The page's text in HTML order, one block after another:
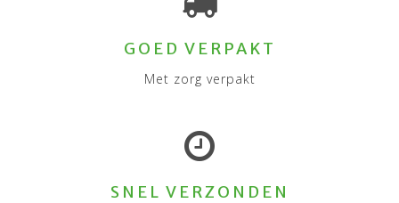
GOED VERPAKT
Met zorg verpakt
SNEL VERZONDEN